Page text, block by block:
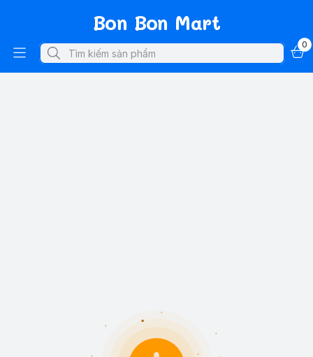
Bon Bon Mart
0